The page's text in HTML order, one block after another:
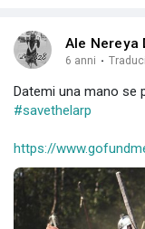
Ale Nereya
6 anni · Traduci
Datemi una mano se
#savethelarp
https://